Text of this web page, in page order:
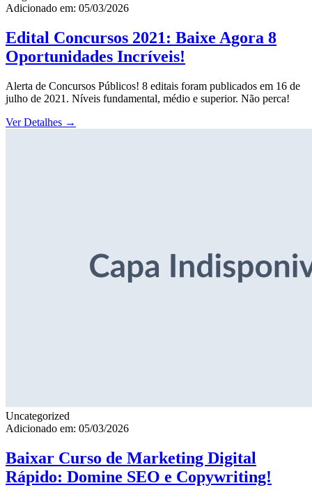
Adicionado em: 05/03/2026
Edital Concursos 2021: Baixe Agora 8
Oportunidades Incríveis!
Alerta de Concursos Públicos! 8 editais foram publicados em 16 de
julho de 2021. Níveis fundamental, médio e superior. Não perca!
Ver Detalhes →
Uncategorized
Adicionado em: 05/03/2026
Baixar Curso de Marketing Digital
Rápido: Domine SEO e Copywriting!